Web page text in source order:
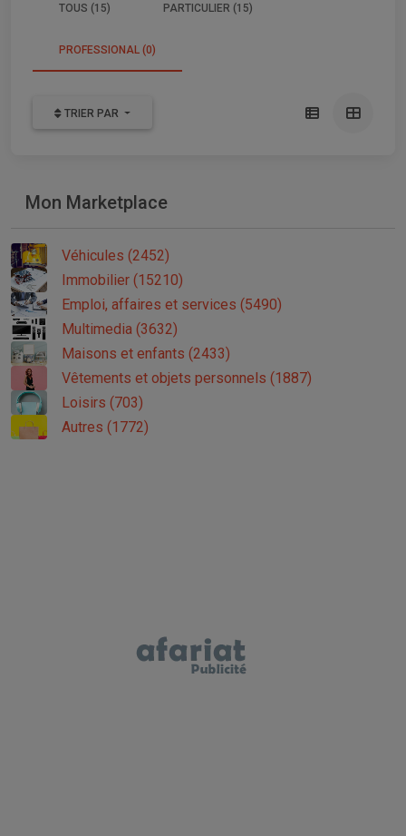
TOUS (15) PARTICULIER (15)
PROFESSIONAL (0)
TRIER PAR
Mon Marketplace
Véhicules (2452)
Immobilier (15210)
Emploi, affaires et services (5490)
Multimedia (3632)
Maisons et enfants (2433)
Vêtements et objets personnels (1887)
Loisirs (703)
Autres (1772)